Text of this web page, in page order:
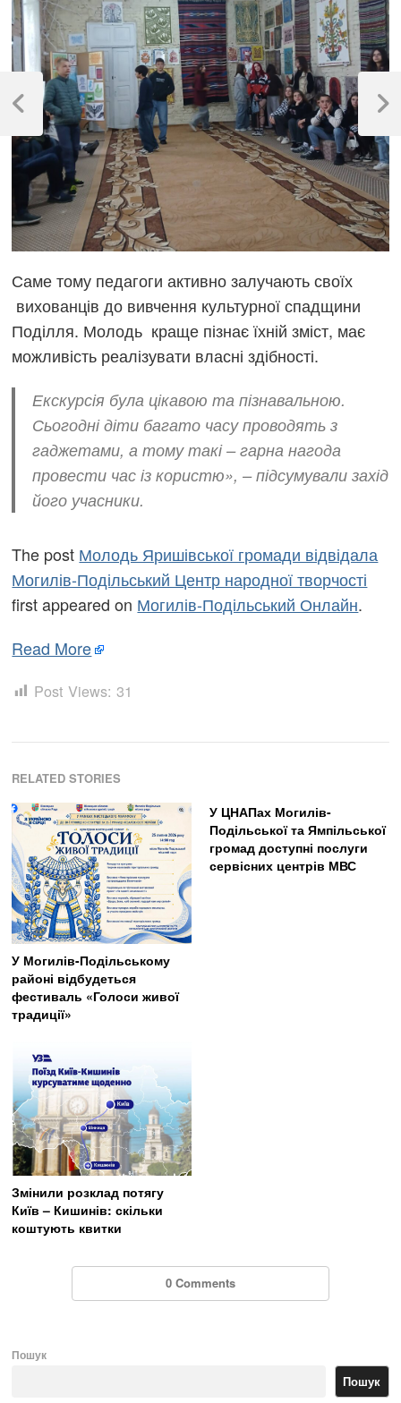
Саме тому педагоги активно залучають своїх
вихованців до вивчення культурної спадщини
Поділля. Молодь краще пізнає їхній зміст, має
можливість реалізувати власні здібності.
Екскурсія була цікавою та пізнавальною.
Сьогодні діти багато часу проводять з
гаджетами, а тому такі – гарна нагода
провести час із користю», – підсумували захід
його учасники.
The post Молодь Яришівської громади відвідала
Могилів-Подільський Центр народної творчості
first appeared on Могилів-Подільський Онлайн.
Read More
Post Views: 31
RELATED STORIES
У Могилів-Подільському
районі відбудеться
фестиваль «Голоси живої
традиції»
У ЦНАПах Могилів-
Подільської та Ямпільської
громад доступні послуги
сервісних центрів МВС
Змінили розклад потягу
Київ – Кишинів: скільки
коштують квитки
0 Comments
Навігація
записів
Previous
Next
Post
Пошук
Пошук